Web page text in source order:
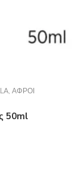
, ΑΦΡΟΊ
50ml